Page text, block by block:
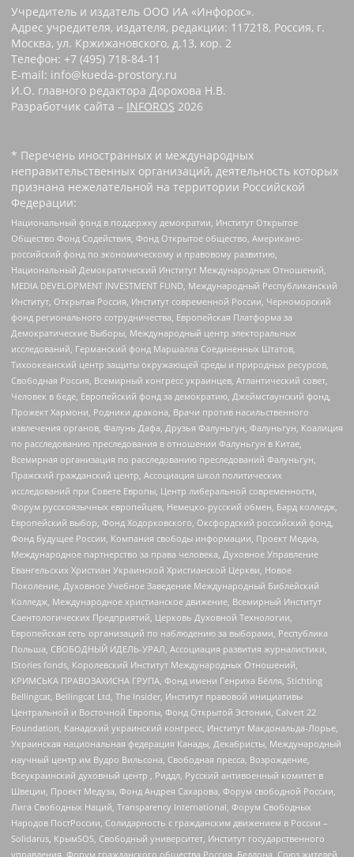
Учредитель и издатель ООО ИА «Инфорос».
Адрес учредителя, издателя, редакции: 117218, Россия, г.
Москва, ул. Кржижановского, д.13, кор. 2
Телефон: +7 (495) 718-84-11
E-mail: info@kueda-prostory.ru
И.О. главного редактора Дорохова Н.В.
Разработчик сайта – INFOROS 2026
* Перечень иностранных и международных
неправительственных организаций, деятельность которых
признана нежелательной на территории Российской
Федерации:
Национальный фонд в поддержку демократии, Институт Открытое
Общество Фонд Содействия, Фонд Открытое общество, Американо-
российский фонд по экономическому и правовому развитию,
Национальный Демократический Институт Международных Отношений,
MEDIA DEVELOPMENT INVESTMENT FUND, Международный Республиканский
Институт, Открытая Россия, Институт современной России, Черноморский
фонд регионального сотрудничества, Европейская Платформа за
Демократические Выборы, Международный центр электоральных
исследований, Германский фонд Маршалла Соединенных Штатов,
Тихоокеанский центр защиты окружающей среды и природных ресурсов,
Свободная Россия, Всемирный конгресс украинцев, Атлантический совет,
Человек в беде, Европейский фонд за демократию, Джеймстаунский фонд,
Прожект Хармони, Родники дракона, Врачи против насильственного
извлечения органов, Фалунь Дафа, Друзья Фалуньгун, Фалуньгун, Коалиция
по расследованию преследования в отношении Фалуньгун в Китае,
Всемирная организация по расследованию преследований Фалуньгун,
Пражский гражданский центр, Ассоциация школ политических
исследований при Совете Европы, Центр либеральной современности,
Форум русскоязычных европейцев, Немецко-русский обмен, Бард колледж,
Европейский выбор, Фонд Ходорковского, Оксфордский российский фонд,
Фонд Будущее России, Компания свободы информации, Проект Медиа,
Международное партнерство за права человека, Духовное Управление
Евангельских Христиан Украинской Христианской Церкви, Новое
Поколение, Духовное Учебное Заведение Международный Библейский
Колледж, Международное христианское движение, Всемирный Институт
Саентологических Предприятий, Церковь Духовной Технологии,
Европейская сеть организаций по наблюдению за выборами, Республика
Польша, СВОБОДНЫЙ ИДЕЛЬ-УРАЛ, Ассоциация развития журналистики,
IStories fonds, Королевский Институт Международных Отношений,
КРИМСЬКА ПРАВОЗАХИСНА ГРУПА, Фонд имени Генриха Бёлля, Stichting
Bellingcat, Bellingcat Ltd, The Insider, Институт правовой инициативы
Центральной и Восточной Европы, Фонд Открытой Эстонии, Calvert 22
Foundation, Канадский украинский конгресс, Институт Макдональда-Лорье,
Украинская национальная федерация Канады, Декабристы, Международный
научный центр им Вудро Вильсона, Свободная пресса, Возрождение,
Всеукраинский духовный центр , Риддл, Русский антивоенный комитет в
Швеции, Проект Медуза, Фонд Андрея Сахарова, Форум свободной России,
Лига Свободных Наций, Transparеncy International, Форум Свободных
Народов ПостРоссии, Солидарность с гражданским движением в России –
Solidarus, КрымSOS, Свободный университет, Институт государственного
управления, Форум гражданского общества Россия, Беллона, Союз жителей